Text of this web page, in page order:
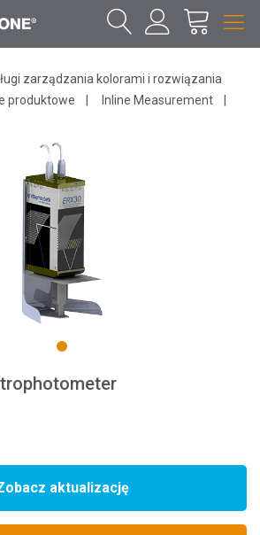
zarządzania kolorami i rozwiązania
produktowe
Inline Measurement
1
aktualizację